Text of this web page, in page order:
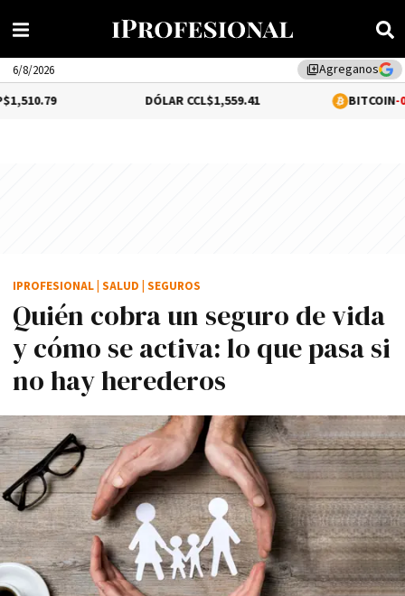
library_addAgreganos
6/8/2026
$1,559.41 -0.44%
Quién cobra un seguro de vida
y cómo se activa: lo que pasa si
no hay herederos
IPROFESIONAL SALUD SEGUROS